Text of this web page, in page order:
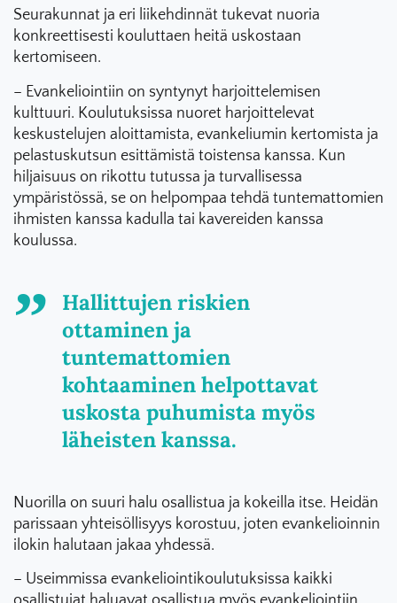
Seurakunnat ja eri liikehdinnät tukevat nuoria
konkreettisesti kouluttaen heitä uskostaan
kertomiseen.
– Evankeliointiin on syntynyt harjoittelemisen
kulttuuri. Koulutuksissa nuoret harjoittelevat
keskustelujen aloittamista, evankeliumin kertomista ja
pelastuskutsun esittämistä toistensa kanssa. Kun
hiljaisuus on rikottu tutussa ja turvallisessa
ympäristössä, se on helpompaa tehdä tuntemattomien
ihmisten kanssa kadulla tai kavereiden kanssa
koulussa.
Hallittujen riskien
ottaminen ja
tuntemattomien
kohtaaminen helpottavat
uskosta puhumista myös
läheisten kanssa.
Nuorilla on suuri halu osallistua ja kokeilla itse. Heidän
parissaan yhteisöllisyys korostuu, joten evankelioinnin
ilokin halutaan jakaa yhdessä.
– Useimmissa evankeliointikoulutuksissa kaikki